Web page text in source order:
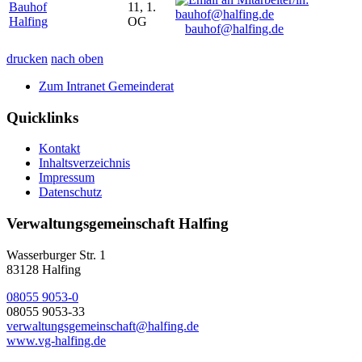
Bauhof
Halfing
11, 1.
OG
bauhof@halfing.de
drucken nach oben
Zum Intranet Gemeinderat
Quicklinks
Kontakt
Inhaltsverzeichnis
Impressum
Datenschutz
Verwaltungsgemeinschaft Halfing
Wasserburger Str. 1
83128 Halfing
08055 9053-0
08055 9053-33
verwaltungsgemeinschaft@halfing.de
www.vg-halfing.de